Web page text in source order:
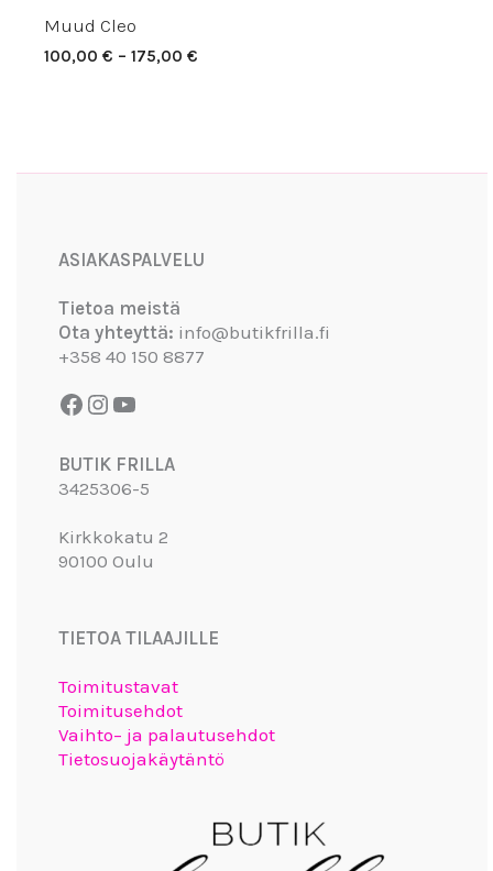
Muud Cleo
100,00€ – 175,00€
ASIAKASPALVELU
Tietoa meistä
Ota yhteyttä: info@butikfrilla.fi
+358 40 150 8877
BUTIK FRILLA
3425306-5
Kirkkokatu 2
90100 Oulu
TIETOA TILAAJILLE
Toimitustavat
Toimitusehdot
Vaihto– ja palautusehdot
Tietosuojakäytäntö